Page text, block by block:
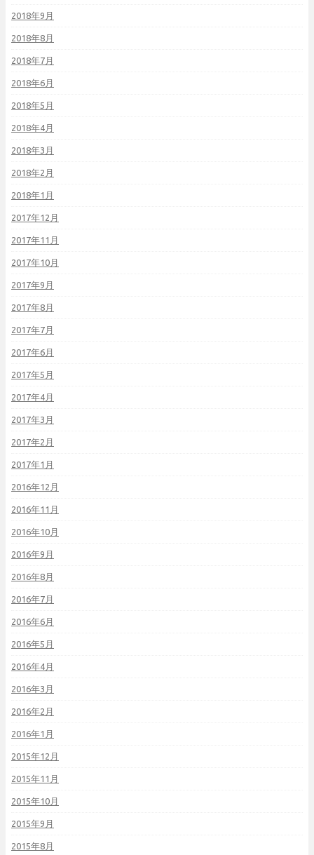
2018年9月
2018年8月
2018年7月
2018年6月
2018年5月
2018年4月
2018年3月
2018年2月
2018年1月
2017年12月
2017年11月
2017年10月
2017年9月
2017年8月
2017年7月
2017年6月
2017年5月
2017年4月
2017年3月
2017年2月
2017年1月
2016年12月
2016年11月
2016年10月
2016年9月
2016年8月
2016年7月
2016年6月
2016年5月
2016年4月
2016年3月
2016年2月
2016年1月
2015年12月
2015年11月
2015年10月
2015年9月
2015年8月